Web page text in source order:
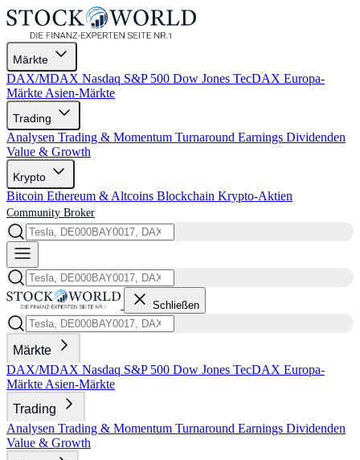
Märkte
DAX/MDAX Nasdaq S&P 500 Dow Jones TecDAX Europa-
Märkte Asien-Märkte
Trading
Analysen Trading & Momentum Turnaround Earnings Dividenden
Value & Growth
Krypto
Bitcoin Ethereum & Altcoins Blockchain Krypto-Aktien
Community Broker
Schließen
Märkte
DAX/MDAX Nasdaq S&P 500 Dow Jones TecDAX Europa-
Märkte Asien-Märkte
Trading
Analysen Trading & Momentum Turnaround Earnings Dividenden
Value & Growth